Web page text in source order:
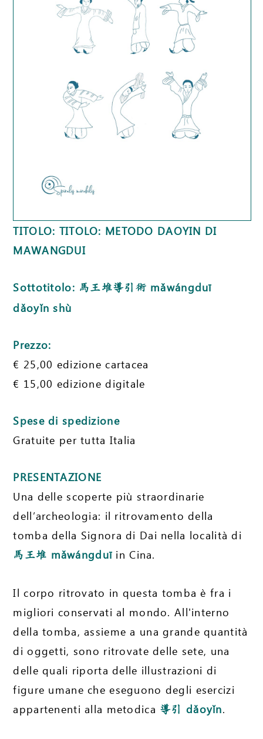
TITOLO: TITOLO: METODO DAOYIN DI
MAWANGDUI
Sottotitolo: 馬王堆導引術 mǎwángduī
dǎoyǐn shù
Prezzo:
€ 25,00 edizione cartacea
€ 15,00 edizione digitale
Spese di spedizione
Gratuite per tutta Italia
PRESENTAZIONE
Una delle scoperte più straordinarie
dell’archeologia: il ritrovamento della
tomba della Signora di Dai nella località di
馬王堆 mǎwángduī in Cina.
Il corpo ritrovato in questa tomba è fra i
migliori conservati al mondo. All'interno
della tomba, assieme a una grande quantità
di oggetti, sono ritrovate delle sete, una
delle quali riporta delle illustrazioni di
figure umane che eseguono degli esercizi
appartenenti alla metodica 導引 dǎoyǐn.